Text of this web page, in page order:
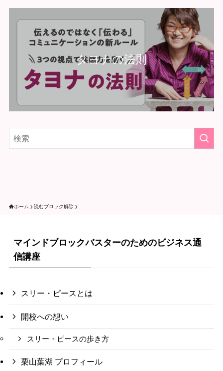
タヨナの法則
ホーム 読むブロック解除
マインドブロックバスターのためのビジネス通
信講座
スリー・ピースとは
開校への想い
スリー・ピースの歩き方
栗山葉湖 プロフィール